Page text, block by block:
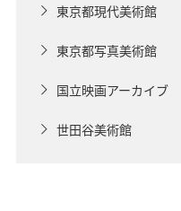
東京都現代美術館
東京都写真美術館
国立映画アーカイブ
世田谷美術館